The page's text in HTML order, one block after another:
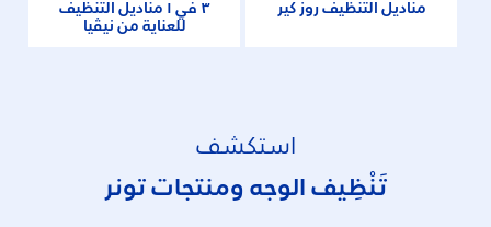
مناديل التنظيف روز كير
٣ في ١ مناديل التنظيف
للعناية من نيڤيا
استكشف
تَنْظِيف الوجه ومنتجات تونر